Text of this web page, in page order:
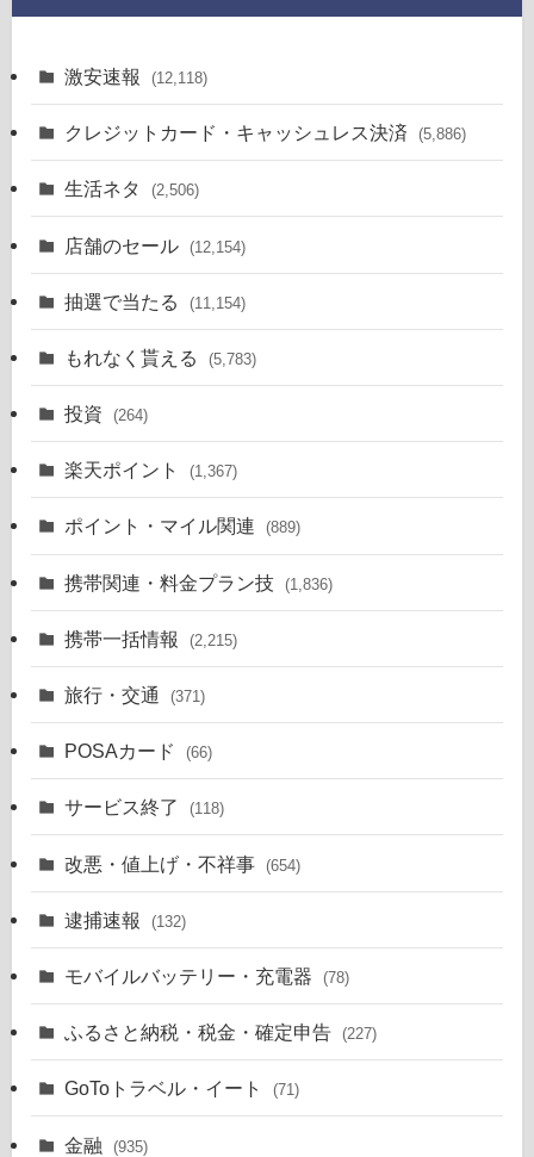
激安速報 (12,118)
クレジットカード・キャッシュレス決済 (5,886)
生活ネタ (2,506)
店舗のセール (12,154)
抽選で当たる (11,154)
もれなく貰える (5,783)
投資 (264)
楽天ポイント (1,367)
ポイント・マイル関連 (889)
携帯関連・料金プラン技 (1,836)
携帯一括情報 (2,215)
旅行・交通 (371)
POSAカード (66)
サービス終了 (118)
改悪・値上げ・不祥事 (654)
逮捕速報 (132)
モバイルバッテリー・充電器 (78)
ふるさと納税・税金・確定申告 (227)
GoToトラベル・イート (71)
金融 (935)